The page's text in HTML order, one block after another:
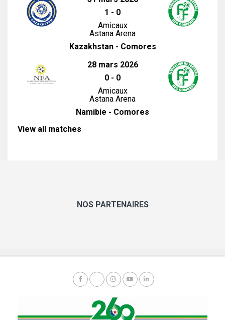
1 - 0
Amicaux
Astana Arena
Kazakhstan - Comores
28 mars 2026
0 - 0
Amicaux
Astana Arena
Namibie - Comores
View all matches
NOS PARTENAIRES